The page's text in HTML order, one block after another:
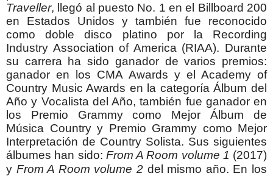
Traveller, llegó al puesto No. 1 en el Billboard 200
en Estados Unidos y también fue reconocido
como doble disco platino por la Recording
Industry Association of America (RIAA). Durante
su carrera ha sido ganador de varios premios:
ganador en los CMA Awards y el Academy of
Country Music Awards en la categoría Álbum del
Año y Vocalista del Año, también fue ganador en
los Premio Grammy como Mejor Álbum de
Música Country y Premio Grammy como Mejor
Interpretación de Country Solista. Sus siguientes
álbumes han sido: From A Room volume 1 (2017)
y From A Room volume 2 del mismo año. En los